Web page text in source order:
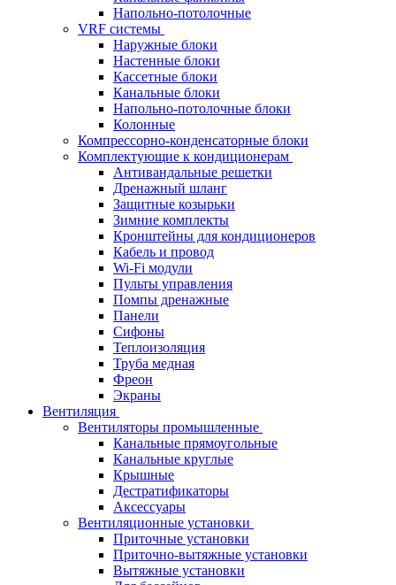
Напольно-потолочные
VRF системы
Наружные блоки
Настенные блоки
Кассетные блоки
Канальные блоки
Напольно-потолочные блоки
Колонные
Компрессорно-конденсаторные блоки
Комплектующие к кондиционерам
Антивандальные решетки
Дренажный шланг
Защитные козырьки
Зимние комплекты
Кронштейны для кондиционеров
Кабель и провод
Wi-Fi модули
Пульты управления
Помпы дренажные
Панели
Сифоны
Теплоизоляция
Труба медная
Фреон
Экраны
Вентиляция
Вентиляторы промышленные
Канальные прямоугольные
Канальные круглые
Крышные
Дестратификаторы
Аксессуары
Вентиляционные установки
Приточные установки
Приточно-вытяжные установки
Вытяжные установки